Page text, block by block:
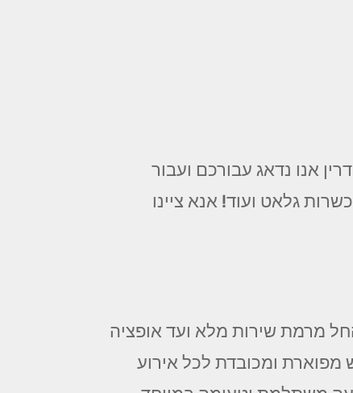
אנו נדאג עבורכם ועבור
גלאט ועוד! אנא ציינו
מרמת שירות מלא ועד אופציה
מפוארת ומכובדת לכל אירוע